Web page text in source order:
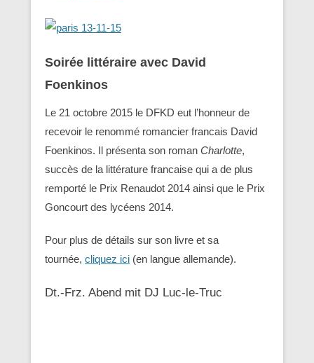
Soirée littéraire avec David
Foenkinos
Le 21 octobre 2015 le DFKD eut l’honneur de
recevoir le renommé romancier francais David
Foenkinos. Il présenta son roman Charlotte,
succès de la littérature francaise qui a de plus
remporté le Prix Renaudot 2014 ainsi que le Prix
Goncourt des lycéens 2014.
Pour plus de détails sur son livre et sa
tournée, cliquez ici (en langue allemande).
Dt.-Frz. Abend mit DJ Luc-le-Truc